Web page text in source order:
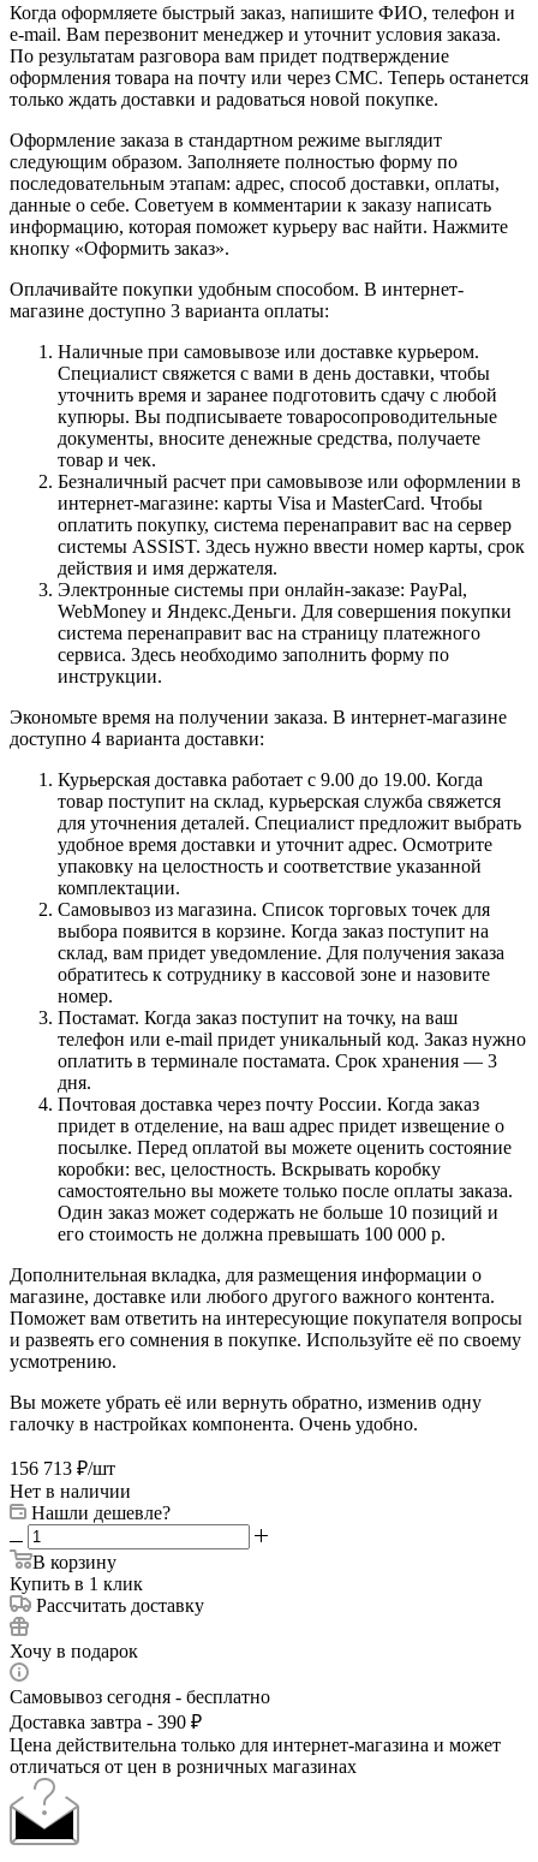
Когда оформляете быстрый заказ, напишите ФИО, телефон и
e-mail. Вам перезвонит менеджер и уточнит условия заказа.
По результатам разговора вам придет подтверждение
оформления товара на почту или через СМС. Теперь останется
только ждать доставки и радоваться новой покупке.
Оформление заказа в стандартном режиме выглядит
следующим образом. Заполняете полностью форму по
последовательным этапам: адрес, способ доставки, оплаты,
данные о себе. Советуем в комментарии к заказу написать
информацию, которая поможет курьеру вас найти. Нажмите
кнопку «Оформить заказ».
Оплачивайте покупки удобным способом. В интернет-
магазине доступно 3 варианта оплаты:
Наличные при самовывозе или доставке курьером.
Специалист свяжется с вами в день доставки, чтобы
уточнить время и заранее подготовить сдачу с любой
купюры. Вы подписываете товаросопроводительные
документы, вносите денежные средства, получаете
товар и чек.
Безналичный расчет при самовывозе или оформлении в
интернет-магазине: карты Visa и MasterCard. Чтобы
оплатить покупку, система перенаправит вас на сервер
системы ASSIST. Здесь нужно ввести номер карты, срок
действия и имя держателя.
Электронные системы при онлайн-заказе: PayPal,
WebMoney и Яндекс.Деньги. Для совершения покупки
система перенаправит вас на страницу платежного
сервиса. Здесь необходимо заполнить форму по
инструкции.
Экономьте время на получении заказа. В интернет-магазине
доступно 4 варианта доставки:
Курьерская доставка работает с 9.00 до 19.00. Когда
товар поступит на склад, курьерская служба свяжется
для уточнения деталей. Специалист предложит выбрать
удобное время доставки и уточнит адрес. Осмотрите
упаковку на целостность и соответствие указанной
комплектации.
Самовывоз из магазина. Список торговых точек для
выбора появится в корзине. Когда заказ поступит на
склад, вам придет уведомление. Для получения заказа
обратитесь к сотруднику в кассовой зоне и назовите
номер.
Постамат. Когда заказ поступит на точку, на ваш
телефон или e-mail придет уникальный код. Заказ нужно
оплатить в терминале постамата. Срок хранения — 3
дня.
Почтовая доставка через почту России. Когда заказ
придет в отделение, на ваш адрес придет извещение о
посылке. Перед оплатой вы можете оценить состояние
коробки: вес, целостность. Вскрывать коробку
самостоятельно вы можете только после оплаты заказа.
Один заказ может содержать не больше 10 позиций и
его стоимость не должна превышать 100 000 р.
Дополнительная вкладка, для размещения информации о
магазине, доставке или любого другого важного контента.
Поможет вам ответить на интересующие покупателя вопросы
и развеять его сомнения в покупке. Используйте её по своему
усмотрению.
Вы можете убрать её или вернуть обратно, изменив одну
галочку в настройках компонента. Очень удобно.
156 713 ₽/шт
Нет в наличии
Нашли дешевле?
В корзину
Купить в 1 клик
Рассчитать доставку
Хочу в подарок
Самовывоз сегодня - бесплатно
Доставка завтра - 390 ₽
Цена действительна только для интернет-магазина и может
отличаться от цен в розничных магазинах